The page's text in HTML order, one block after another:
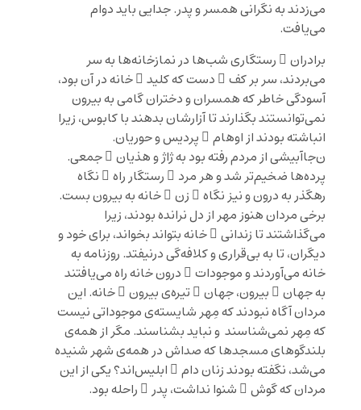
می‌زدند به نگرانی همسر و پدر. جدایی باید دوام
می‌یافت.
برادران ِ رستگاری شب‌ها در نمازخانه‌ها به سر
می‌بردند، سر بر کف ِ دست که کلید ِ خانه در آن بود،
آسودگی خاطر که همسران و دختران گامی به بیرون
نمی‌توانستند بگذارند تا آزارشان بدهند با کابوس، زیرا
انباشته بودند از اوهام ِ پردیس و حوریان.
ن‌جاآبیشی از مردم رفته بود به ژاژ و هذیان ِ جمعی.
پرده‌ها ضخیم‌تر شد و هر مرد ِ رستگار راه ِ نگاه
رهگذر به درون و نیز نگاه ِ زن ِ خانه به بیرون ‌بست.
برخی مردان هنوز مهر از دل نرانده بودند، زیرا
می‌گذاشتند تا زندانی ِ خانه بتواند بخواند، برای خود و
دیگران، تا به بی‌قراری و کلافه‌گی درنیفتد. روزنامه به
خانه می‌آوردند و موجودات ِ درون خانه راه می‌یافتند
به جهان ِ بیرون، جهان ِ تیره‌ی بیرون ِ خانه. این
مردان آگاه نبودند که مِهر شایسته‌ی موجوداتی نیست
که مِهر نمی‌شناسند و نباید بشناسند. مگر از همه‌ی
بلندگوهای مسجدها که صداش در همه‌ی شهر شنیده
می‌شد، نگفته بودند زنان دام ِ ابلیس‌اند؟ یکی از این
مردان که گوش ِ شنوا نداشت، پدر ِ راحله بود.